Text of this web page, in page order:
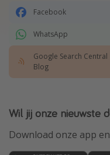
Facebook
WhatsApp
Google Search Central
Blog
Wil jij onze nieuwste
Download onze app